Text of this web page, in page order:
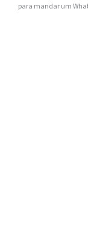
para mandar um